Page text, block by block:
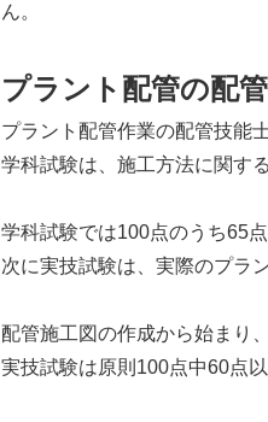
ん。
プラント配管の配
プラント配管作業の配管技能
学科試験は、施工方法に関す
学科試験では100点のうち65
次に実技試験は、実際のプラ
配管施工図の作成から始まり
実技試験は原則100点中60点